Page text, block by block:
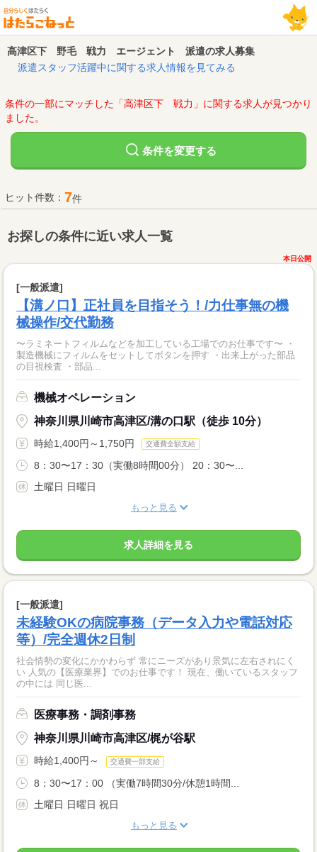
高津区下 野毛 戦力 エージェント 派遣の求人募集
派遣スタッフ活躍中に関する求人情報を見てみる
条件の一部にマッチした「高津区下 戦力」に関する求人が見つかり
ました。
条件を変更する
ヒット件数： 7件
お探しの条件に近い求人一覧
本日公開
[一般派遣]
【溝ノ口】正社員を目指そう！/力仕事無の機
械操作/交代勤務
〜ラミネートフィルムなどを加工している工場でのお仕事です〜 ・
製造機械にフィルムをセットしてボタンを押す ・出来上がった部品
の目視検査 ・部品...
機械オペレーション
神奈川県川崎市高津区/溝の口駅（徒歩 10分）
時給1,400円～1,750円 交通費全額支給
8：30〜17：30（実働8時間00分） 20：30〜...
土曜日 日曜日
もっと見る
求人詳細を見る
[一般派遣]
未経験OKの病院事務（データ入力や電話対応
等）/完全週休2日制
社会情勢の変化にかかわらず 常にニーズがあり景気に左右されにく
い 人気の【医療業界】でのお仕事です！ 現在、働いているスタッフ
の中には 同じ医...
医療事務・調剤事務
神奈川県川崎市高津区/梶が谷駅
時給1,400円～ 交通費一部支給
8：30〜17：00 （実働7時間30分/休憩1時間...
土曜日 日曜日 祝日
もっと見る